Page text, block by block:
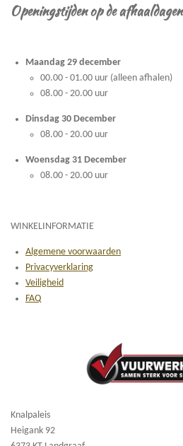
Openingstijden op de afhaaldagen
Maandag 29 december
00.00 - 01.00 uur (alleen afhalen)
08.00 - 20.00 uur
Dinsdag 30 December
08.00 - 20.00 uur
Woensdag 31 December
08.00 - 20.00 uur
WINKELINFORMATIE
Algemene voorwaarden
Privacyverklaring
Veiligheid
FAQ
Knalpaleis
Heigank 92